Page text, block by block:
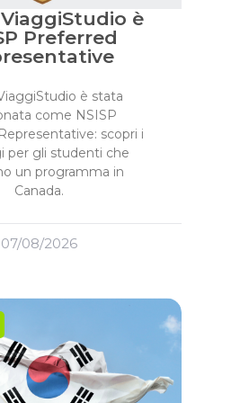
è
Preferred
è stata
come NSISP
scopri i
per gli studenti che
un programma in
Canada.
07/08/2026